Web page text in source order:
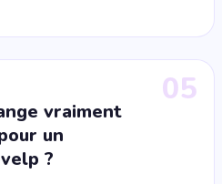
05
vraiment
un
?